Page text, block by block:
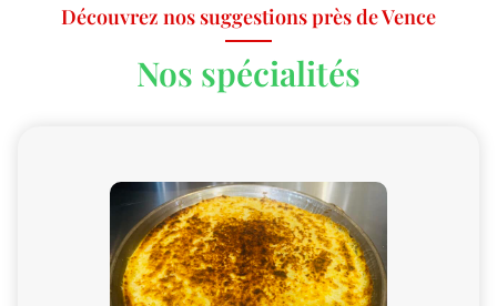
Découvrez nos suggestions près de Vence
Nos spécialités